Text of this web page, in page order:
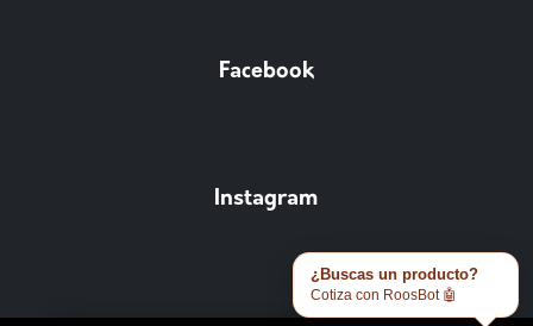
Facebook
Instagram
¿Buscas un producto?
Cotiza con RoosBot 🤖